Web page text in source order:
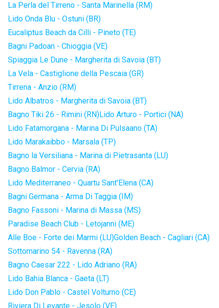
La Perla del Tirreno - Santa Marinella (RM)
Lido Onda Blu - Ostuni (BR)
Eucaliptus Beach da Cilli - Pineto (TE)
Bagni Padoan - Chioggia (VE)
Spiaggia Le Dune - Margherita di Savoia (BT)
La Vela - Castiglione della Pescaia (GR)
Tirrena - Anzio (RM)
Lido Albatros - Margherita di Savoia (BT)
Bagno Tiki 26 - Rimini (RN)Lido Arturo - Portici (NA)
Lido Fatamorgana - Marina Di Pulsaano (TA)
Lido Marakaibbo - Marsala (TP)
Bagno la Versiliana - Marina di Pietrasanta (LU)
Bagno Balmor - Cervia (RA)
Lido Mediterraneo - Quartu Sant'Elena (CA)
Bagni Germana - Arma Di Taggia (IM)
Bagno Fassoni - Marina di Massa (MS)
Paradise Beach Club - Letojanni (ME)
Alle Boe - Forte dei Marmi (LU)Golden Beach - Cagliari (CA)
Sottomarino 54 - Ravenna (RA)
Bagno Caesar 222 - Lido Adriano (RA)
Lido Bahia Blanca - Gaeta (LT)
Lido Don Pablo - Castel Volturno (CE)
Riviera Di Levante - Jesolo (VE)